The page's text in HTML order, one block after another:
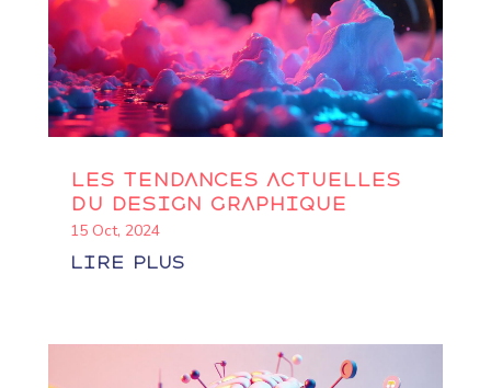
Les tendances actuelles
du design graphique
15 Oct, 2024
lire plus